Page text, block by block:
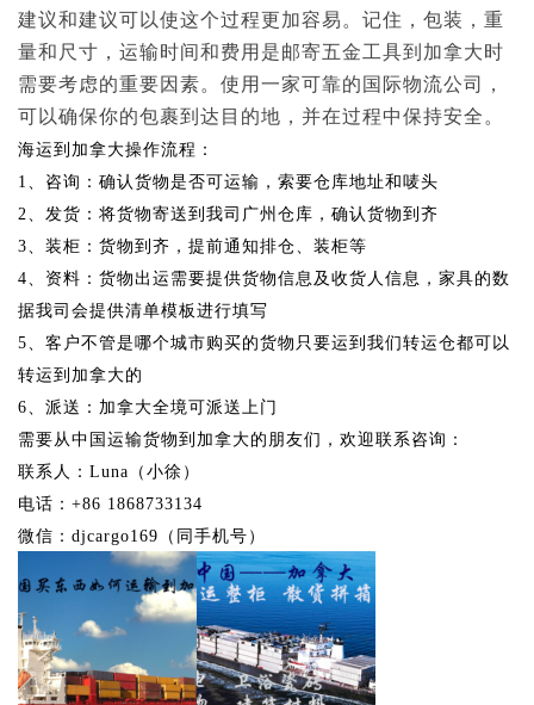
建议和建议可以使这个过程更加容易。记住，包装，重
量和尺寸，运输时间和费用是邮寄五金工具到加拿大时
需要考虑的重要因素。使用一家可靠的国际物流公司，
可以确保你的包裹到达目的地，并在过程中保持安全。
海运到加拿大操作流程：
1、咨询：确认货物是否可运输，索要仓库地址和唛头
2、发货：将货物寄送到我司广州仓库，确认货物到齐
3、装柜：货物到齐，提前通知排仓、装柜等
4、资料：货物出运需要提供货物信息及收货人信息，家具的数
据我司会提供清单模板进行填写
5、客户不管是哪个城市购买的货物只要运到我们转运仓都可以
转运到加拿大的
6、派送：加拿大全境可派送上门
需要从中国运输货物到加拿大的朋友们，欢迎联系咨询：
联系人：Luna（小徐）
电话：+86 1868733134
微信：djcargo169（同手机号）